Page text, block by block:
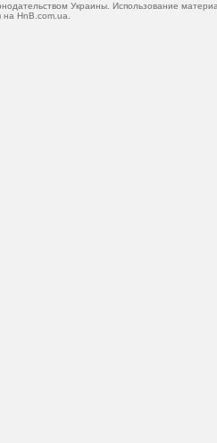
Украины. Использование
HnB.com.ua.